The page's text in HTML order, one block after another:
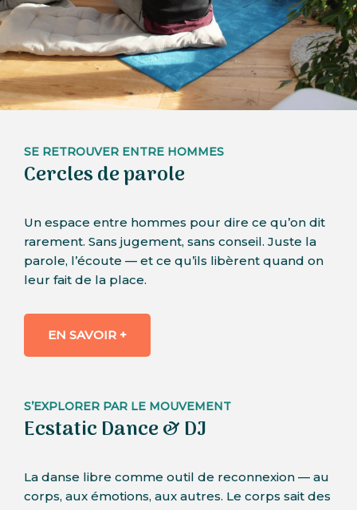
SE RETROUVER ENTRE HOMMES
Cercles de parole
Un espace entre hommes pour dire ce qu’on dit
rarement. Sans jugement, sans conseil. Juste la
parole, l’écoute — et ce qu’ils libèrent quand on
leur fait de la place.
EN SAVOIR +
S’EXPLORER PAR LE MOUVEMENT
Ecstatic Dance & DJ
La danse libre comme outil de reconnexion — au
corps, aux émotions, aux autres. Le corps sait des